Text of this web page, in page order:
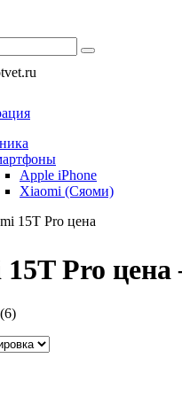
Apple iPhone
Xiaomi (Сяоми)
15T Pro цена
Pro